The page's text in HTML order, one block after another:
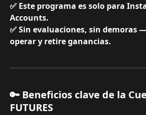
✅ Este programa es solo para
Accounts.
✅ Sin evaluaciones, sin demoras
operar y retire ganancias.
🔑 Beneficios clave de la
FUTURES